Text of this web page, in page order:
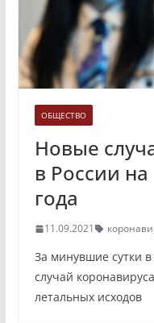
ОБЩЕСТВО
Новые
в России на
года
11.09.2021
За минувшие сутки
случай
летальных исходов